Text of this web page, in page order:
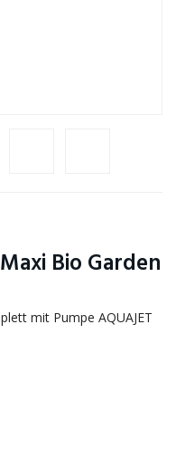
Bio Garden
mit Pumpe AQUAJET